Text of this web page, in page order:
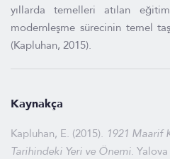
yıllarda temelleri atılan
modernleşme sürecinin temel
(Kapluhan, 2015).
Kaynakça
Kapluhan, E. (2015). 1921 Maarif
Tarihindeki Yeri ve Önemi.